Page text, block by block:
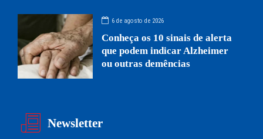
6 de agosto de 2026
Conheça os 10 sinais de alerta
que podem indicar Alzheimer
ou outras demências
Newsletter